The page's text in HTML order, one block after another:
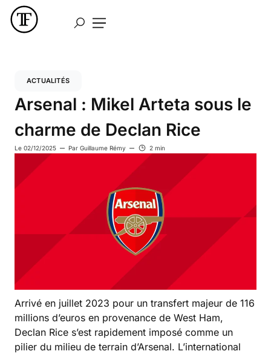
ACTUALITÉS
Arsenal : Mikel Arteta sous le
charme de Declan Rice
Le 02/12/2025 Par Guillaume Rémy 2 min
Arrivé en juillet 2023 pour un transfert majeur de 116
millions d’euros en provenance de West Ham,
Declan Rice s’est rapidement imposé comme un
pilier du milieu de terrain d’Arsenal. L’international